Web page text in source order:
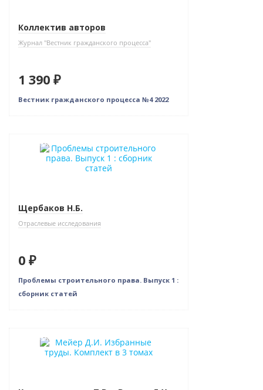
Коллектив авторов
Журнал "Вестник гражданского процесса"
1 390 ₽
Вестник гражданского процесса №4 2022
Новинка
Нет в наличии
Щербаков Н.Б.
Отраслевые исследования
0 ₽
Проблемы строительного права. Выпуск 1 :
сборник статей
Новинка
Нет в наличии